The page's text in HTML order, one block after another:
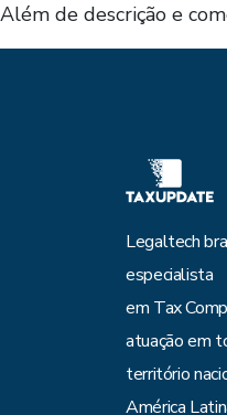
Além de descrição e
Legaltech
especialista
em Tax
atuação em
território
América